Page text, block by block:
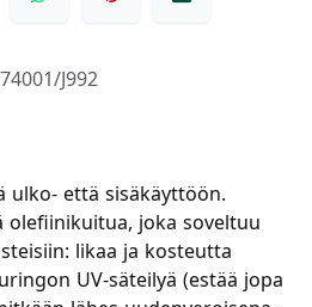
J992
ulko- että sisäkäyttöön.
olefiinikuitua, joka soveltuu
likaa ja kosteutta
UV-säteilyä (estää jopa